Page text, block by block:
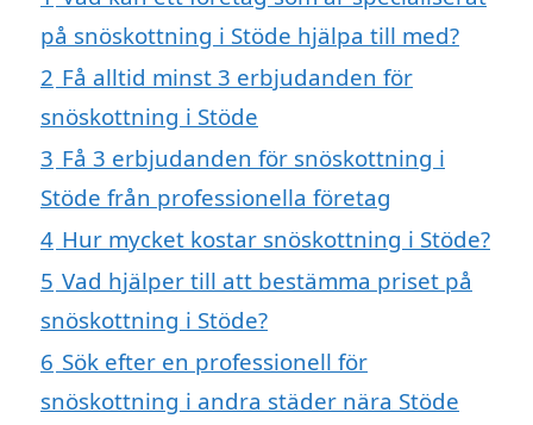
på snöskottning i Stöde hjälpa till med?
2 Få alltid minst 3 erbjudanden för
snöskottning i Stöde
3 Få 3 erbjudanden för snöskottning i
Stöde från professionella företag
4 Hur mycket kostar snöskottning i Stöde?
5 Vad hjälper till att bestämma priset på
snöskottning i Stöde?
6 Sök efter en professionell för
snöskottning i andra städer nära Stöde